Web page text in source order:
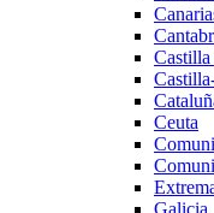
Ceuta
Galicia